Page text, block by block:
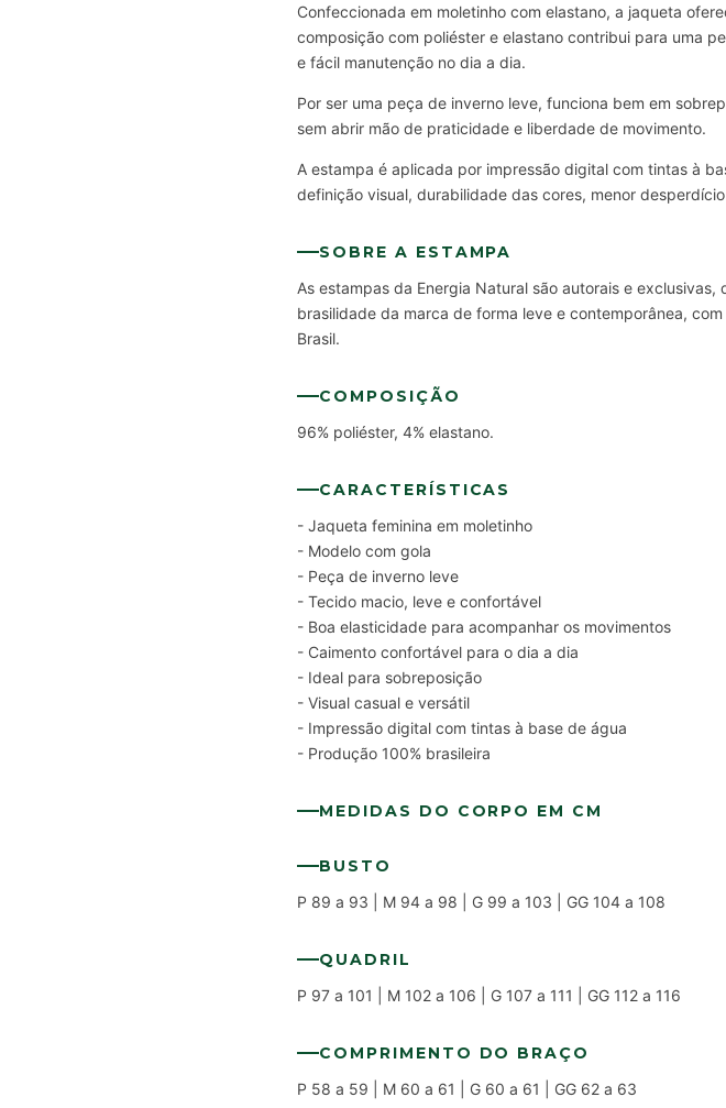
Confeccionada em moletinho com elastano, a jaqueta
composição com poliéster e elastano contribui para uma
e fácil manutenção no dia a dia.
Por ser uma peça de inverno leve, funciona bem em
sem abrir mão de praticidade e liberdade de movimento.
A estampa é aplicada por impressão digital com tintas à
definição visual, durabilidade das cores, menor
SOBRE A ESTAMPA
As estampas da Energia Natural são autorais e
brasilidade da marca de forma leve e contemporânea,
Brasil.
COMPOSIÇÃO
96% poliéster, 4% elastano.
CARACTERÍSTICAS
- Jaqueta feminina em moletinho
- Modelo com gola
- Peça de inverno leve
- Tecido macio, leve e confortável
- Boa elasticidade para acompanhar os movimentos
- Caimento confortável para o dia a dia
- Ideal para sobreposição
- Visual casual e versátil
- Impressão digital com tintas à base de água
- Produção 100% brasileira
MEDIDAS DO CORPO EM CM
BUSTO
P 89 a 93 | M 94 a 98 | G 99 a 103 | GG 104 a 108
QUADRIL
P 97 a 101 | M 102 a 106 | G 107 a 111 | GG 112 a 116
COMPRIMENTO DO BRAÇO
P 58 a 59 | M 60 a 61 | G 60 a 61 | GG 62 a 63